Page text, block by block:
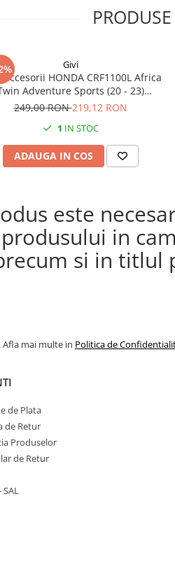
Givi
accesorii HONDA CRF1100L Africa
Adventure Sports (20 - 23)
Africa Twin Adventure Sports
CRF1100L Africa Twin (20 - 23)
249,00 RON219,12 RON
1 IN STOC
ADAUGA IN COS
este
in
si in titlul
mai multe in Politica de
de Plata
de Retur
Produselor
de Retur
SAL